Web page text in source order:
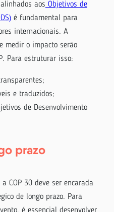
aos Objetivos de
é fundamental para
internacionais. A
medir o impacto serão
Para estruturar isso:
e traduzidos;
de Desenvolvimento
prazo
COP 30 deve ser encarada
de longo prazo. Para